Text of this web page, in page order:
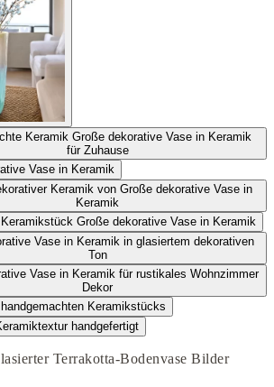
Terrakotta-Bodenvase Bilder